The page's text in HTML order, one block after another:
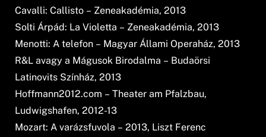
Cavalli: Callisto – Zeneakadémia, 2013
Solti Árpád: La Violetta – Zeneakadémia, 2013
Menotti: A telefon – Magyar Állami Operaház, 2013
R&L avagy a Mágusok Birodalma – Budaörsi
Latinovits Színház, 2013
Hoffmann2012.com – Theater am Pfalzbau,
Ludwigshafen, 2012-13
Mozart: A varázsfuvola – 2013, Liszt Ferenc